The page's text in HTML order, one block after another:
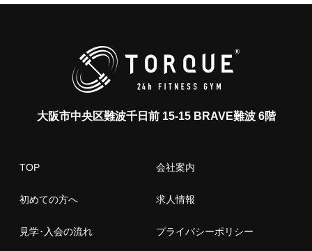
大阪市中央区難波千日前 15-15 BRAVE難波 6階
TOP
初めての方へ
見学･入会の流れ
会社案内
求人情報
プライバシーポリシー